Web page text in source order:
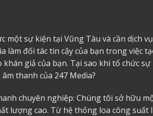
một sự kiện tại Vũng Tàu và cần dịch
làm đối tác tin cậy của bạn trong việc
khán giả của bạn. Tại sao khi tổ chức
thanh của 247 Media?
chuyên nghiệp: Chúng tôi sở hữu
lượng cao. Từ hệ thống loa công